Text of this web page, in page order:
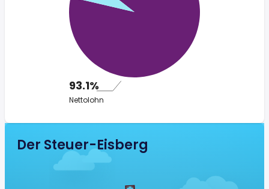
93.1%
Nettolohn
Der Steuer-Eisberg